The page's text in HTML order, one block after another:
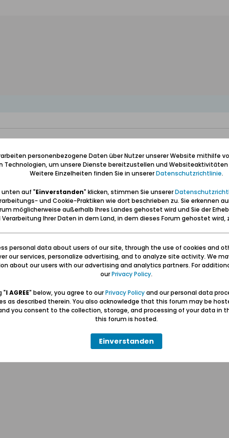
Wolfgang Naujocks MMXXVI
Copyright © 2026 MH Sub I, LLC dba vBulletin. Alle Rechte vorbehalten.
personenbezogene Daten über Nutzer unserer Website mithilfe
Technologien, um unsere Dienste bereitzustellen und Websiteaktivitäten
Weitere Einzelheiten finden Sie in unsererDatenschutzrichtlinie.
unten auf "Einverstanden" klicken, stimmen Sie unserer
und Cookie-Praktiken wie dort beschrieben zu. Sie erkennen
möglicherweise außerhalb Ihres Landes gehostet wird und Sie der
Verarbeitung Ihrer Daten in dem Land, in dem dieses Forum gehostet
personal data about users of our site, through the use of cookies and
our services, personalize advertising, and to analyze site activity. We
about our users with our advertising and analytics partners. For
ourPrivacy Policy.
"I AGREE" below, you agree to ourPrivacy Policyand our personal data
as described therein. You also acknowledge that this forum may be
you consent to the collection, storage, and processing of your data in
this forum is hosted.
Einverstanden